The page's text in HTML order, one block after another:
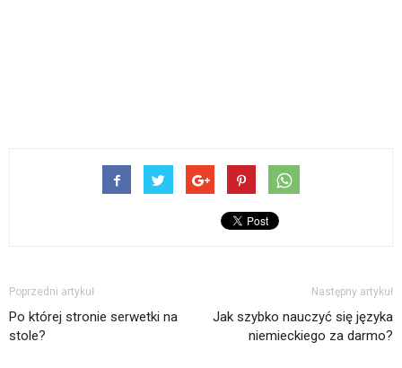
Poprzedni artykuł
Po której stronie serwetki na
stole?
Następny artykuł
Jak szybko nauczyć się języka
niemieckiego za darmo?